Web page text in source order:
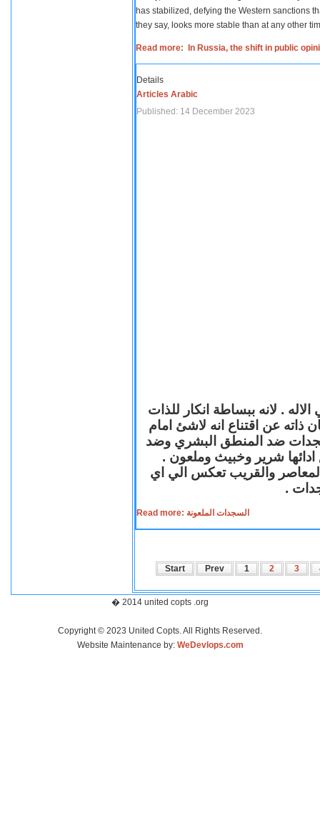
has stabilized, defying the Western sanctions
they say, looks more stable than at any other
Read more: In Russia, the shift in public
Details
Articles Arabic
Published: 14 December 2023
. لانه ببساطة انكار للذات
ذاته عن اقتناع انه لاشئ امام
ضد المنطق البشري وضد
ادائها شرير وخبيث وملعون .
المعاصر والقريب تعكس الي اي
.
Read more: السجدات الملعونة
Start Prev 1 2 3
� 2014 united copts .org
Copyright © 2023 United Copts. All Rights Reserved.
Website Maintenance by: WeDevlops.com